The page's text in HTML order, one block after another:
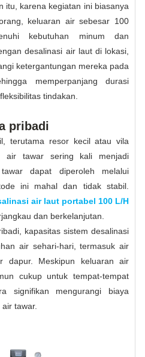
itu, karena kegiatan ini biasanya
keluaran air sebesar 100
kebutuhan minum dan
desalinasi air laut di lokasi,
ketergantungan mereka pada
memperpanjang durasi
tindakan.
pribadi
terutama resor kecil atau vila
air tawar sering kali menjadi
dapat diperoleh melalui
ini mahal dan tidak stabil.
air laut portabel 100 L/H
dan berkelanjutan.
kapasitas sistem desalinasi
air sehari-hari, termasuk air
dapur. Meskipun keluaran air
cukup untuk tempat-tempat
signifikan mengurangi biaya
tawar.